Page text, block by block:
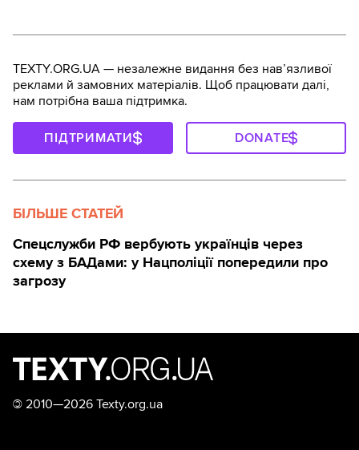
TEXTY.ORG.UA — незалежне видання без навʼязливої
реклами й замовних матеріалів. Щоб працювати далі,
нам потрібна ваша підтримка.
ПІДТРИМАТИ DONATE
БІЛЬШЕ СТАТЕЙ
Спецслужби РФ вербують українців через
схему з БАДами: у Нацполіції попередили про
загрозу
© 2010—2026 Texty.org.ua